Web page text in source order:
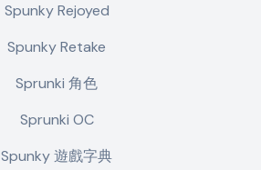
Spunky Rejoyed
Spunky Retake
Sprunki 角色
Sprunki OC
Spunky 遊戲字典